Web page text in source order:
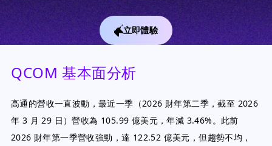
立即體驗
QCOM 基本面分析
高通的營收一直波動，最近一季（2026 財年第二季，截至 2026
年 3 月 29 日）營收為 105.99 億美元，年減 3.46%。此前
2026 財年第一季營收強勁，達 122.52 億美元，但趨勢不均，